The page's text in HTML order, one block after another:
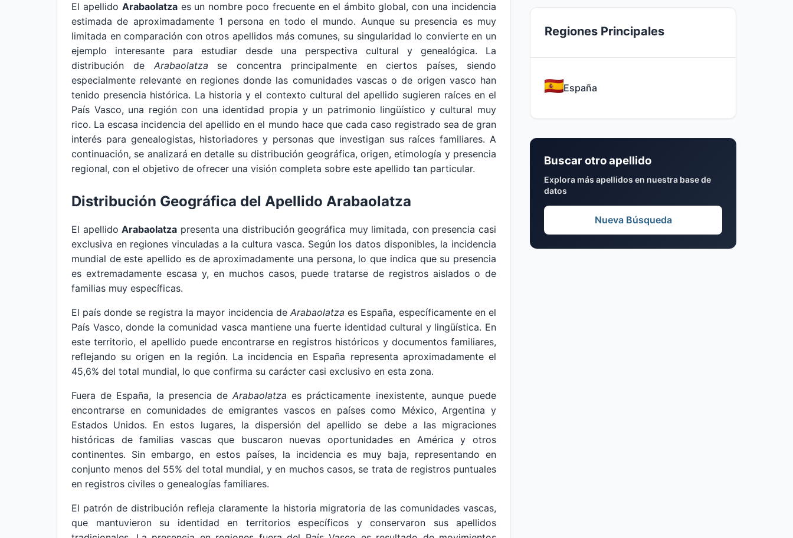
El apellido Arabaolatzaes un nombre poco frecuente en el ámbito global, con una incidencia
estimada de aproximadamente 1 persona en todo el mundo. Aunque su presencia es muy
limitada en comparación con otros apellidos más comunes, su singularidad lo convierte en un
ejemplo interesante para estudiar desde una perspectiva cultural y genealógica. La
distribución de Arabaolatza se concentra principalmente en ciertos países, siendo
especialmente relevante en regiones donde las comunidades vascas o de origen vasco han
tenido presencia histórica. La historia y el contexto cultural del apellido sugieren raíces en el
País Vasco, una región con una identidad propia y un patrimonio lingüístico y cultural muy
rico. La escasa incidencia del apellido en el mundo hace que cada caso registrado sea de gran
interés para genealogistas, historiadores y personas que investigan sus raíces familiares. A
continuación, se analizará en detalle su distribución geográfica, origen, etimología y presencia
regional, con el objetivo de ofrecer una visión completa sobre este apellido tan particular.
Distribución Geográfica del Apellido Arabaolatza
El apellidoArabaolatza presenta una distribución geográfica muy limitada, con presencia casi
exclusiva en regiones vinculadas a la cultura vasca. Según los datos disponibles, la incidencia
mundial de este apellido es de aproximadamente una persona, lo que indica que su presencia
es extremadamente escasa y, en muchos casos, puede tratarse de registros aislados o de
familias muy específicas.
El país donde se registra la mayor incidencia de Arabaolatza es España, específicamente en el
País Vasco, donde la comunidad vasca mantiene una fuerte identidad cultural y lingüística. En
este territorio, el apellido puede encontrarse en registros históricos y documentos familiares,
reflejando su origen en la región. La incidencia en España representa aproximadamente el
45,6% del total mundial, lo que confirma su carácter casi exclusivo en esta zona.
Fuera de España, la presencia deArabaolatza es prácticamente inexistente, aunque puede
encontrarse en comunidades de emigrantes vascos en países como México, Argentina y
Estados Unidos. En estos lugares, la dispersión del apellido se debe a las migraciones
históricas de familias vascas que buscaron nuevas oportunidades en América y otros
continentes. Sin embargo, en estos países, la incidencia es muy baja, representando en
conjunto menos del 55% del total mundial, y en muchos casos, se trata de registros puntuales
en registros civiles o genealogías familiares.
El patrón de distribución refleja claramente la historia migratoria de las comunidades vascas,
que mantuvieron su identidad en territorios específicos y conservaron sus apellidos
Regiones Principales
España
Buscar otro apellido
Explora más apellidos en nuestra base de
datos
Nueva Búsqueda